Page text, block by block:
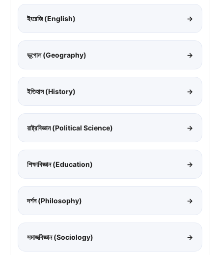
ইংরেজি (English) →
ভূগোল (Geography) →
ইতিহাস (History) →
রাষ্ট্রবিজ্ঞান (Political Science) →
শিক্ষাবিজ্ঞান (Education) →
দর্শন (Philosophy) →
সমাজবিজ্ঞান (Sociology) →